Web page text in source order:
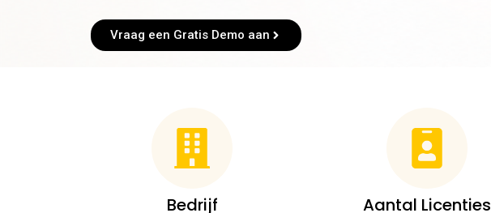
Vraag een Gratis Demo aan
Bedrijf Aantal Licenties